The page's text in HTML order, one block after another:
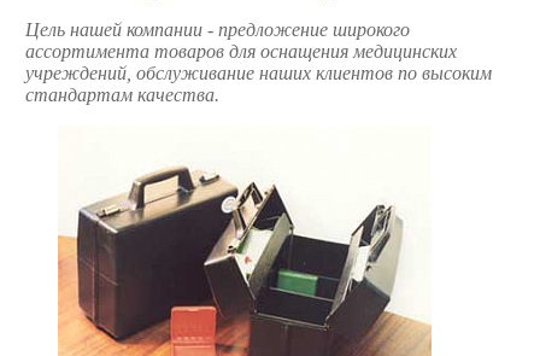
Цель нашей компании - предложение широкого
ассортимента товаров для оснащения медицинских
учреждений, обслуживание наших клиентов по высоким
стандартам качества.